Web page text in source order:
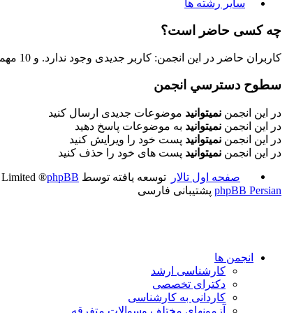
سایر رشته ها
چه کسی حاضر است؟
کاربران حاضر در این انجمن: کاربر جدیدی وجود ندارد. و 10 مهمان
سطوح دسترسي انجمن
در این انجمن نمیتوانید موضوعات جدیدی ارسال کنید
در این انجمن نمیتوانید به موضوعات پاسخ دهید
در این انجمن نمیتوانید پست خود را ویرایش کنید
در این انجمن نمیتوانید پست های خود را حذف کنید
صفحه اول تالار توسعه یافته توسط phpBB
® Forum Software © phpBB Limited
phpBB Persian پشتیبانی فارسی
انجمن ها
کارشناسی ارشد
دکترای تخصصی
کاردانی به کارشناسی